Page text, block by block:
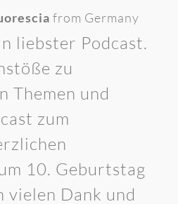
from Germany
liebster Podcast.
zu
Themen und
zum
10. Geburtstag
vielen Dank und